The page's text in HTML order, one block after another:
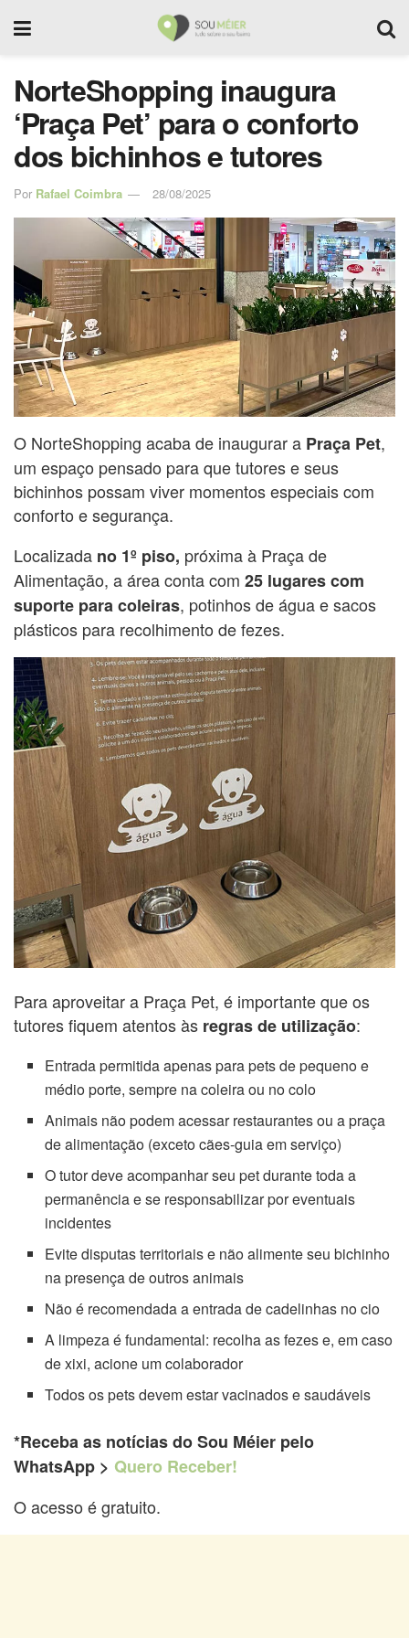
NorteShopping inaugura
‘Praça Pet’ para o conforto
dos bichinhos e tutores
Por Rafael Coimbra 28/08/2025
O NorteShopping acaba de inaugurar a Praça Pet,
um espaço pensado para que tutores e seus
bichinhos possam viver momentos especiais com
conforto e segurança.
Localizada no 1º piso, próxima à Praça de
Alimentação, a área conta com 25 lugares com
suporte para coleiras, potinhos de água e sacos
plásticos para recolhimento de fezes.
Para aproveitar a Praça Pet, é importante que os
tutores fiquem atentos às regras de utilização:
Entrada permitida apenas para pets de pequeno e
médio porte, sempre na coleira ou no colo
Animais não podem acessar restaurantes ou a praça
de alimentação (exceto cães-guia em serviço)
O tutor deve acompanhar seu pet durante toda a
permanência e se responsabilizar por eventuais
incidentes
Evite disputas territoriais e não alimente seu bichinho
na presença de outros animais
Não é recomendada a entrada de cadelinhas no cio
A limpeza é fundamental: recolha as fezes e, em caso
de xixi, acione um colaborador
Todos os pets devem estar vacinados e saudáveis
*Receba as notícias do Sou Méier pelo
WhatsApp > Quero Receber!
O acesso é gratuito.